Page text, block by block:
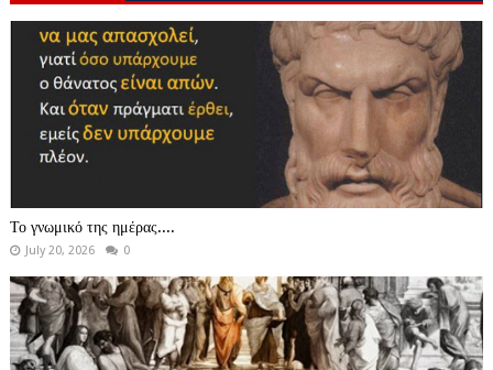
Το γνωμικό της ημέρας....
July 20, 2026 0